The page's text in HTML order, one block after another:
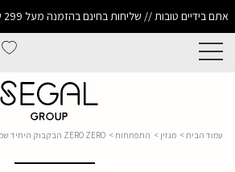
אתם בידיים טובות // שליחות בחינם בהזמנה מעל 299 ש"ח (לא כולל ריהוט ומזרנים)
עמוד הבית> מגזין > התפתחות> ZERO ZERO הבקבוק היחיד שמונע גזים (קוליק)